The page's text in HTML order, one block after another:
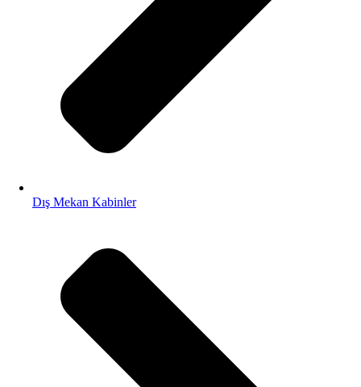
Dış Mekan Kabinler